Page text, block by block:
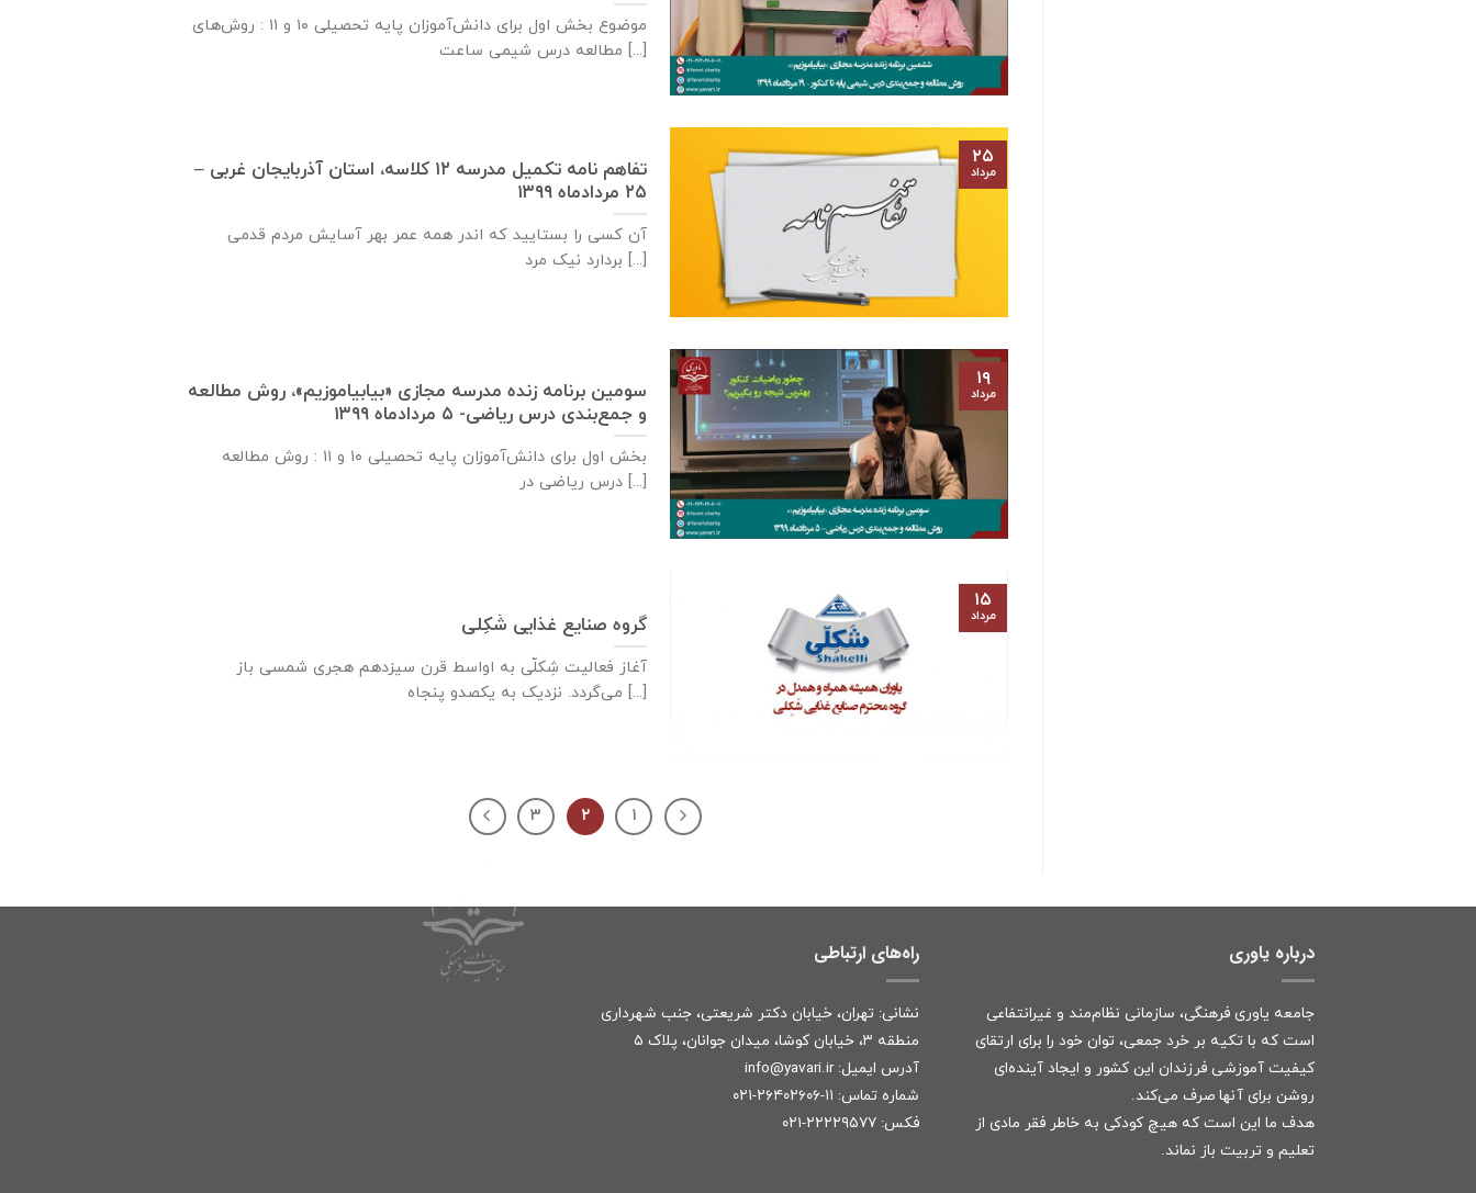
موضوع بخش اول برای دانش‌آموزان پایه تحصیلی ۱۰ و ۱۱ : روش‌های
مطالعه درس شیمی ساعت [...]
تفاهم نامه تكميل مدرسه ۱۲ كلاسه، استان آذربايجان غربی –
۲۵ مردادماه ۱۳۹۹
آن کسی را بستایید که اندر همه عمر بهر آسایش مردم قدمی
بردارد نیک مرد [...]
۲۵
مرداد
سومین برنامه زنده مدرسه مجازی «بیابیاموزیم»، روش مطالعه
و جمع‌بندی درس ریاضی- ۵ مردادماه ۱۳۹۹
بخش اول برای دانش‌آموزان پایه تحصیلی ۱۰ و ۱۱ : روش مطالعه
درس ریاضی در [...]
۱۹
مرداد
گروه صنایع غذایی شَکِلی
آغاز فعالیت شِکلّی به اواسط قرن سیزدهم هجری شمسی باز
می‌گردد. نزدیک به یکصدو پنجاه [...]
۱۵
مرداد
۱ ۲ ۳
درباره یاوری
جامعه یاوری فرهنگی، سازمانی نظام‌مند و غیرانتفاعی
است که با تکیه بر خرد جمعی، توان خود را برای ارتقای
کیفیت آموزشی فرزندان این کشور و ایجاد آینده‌ای
روشن برای آنها صرف می‌کند.
هدف ما این است که هیچ کودکی به خاطر فقر مادی از
تعلیم و تربیت باز نماند.
راه‌های ارتباطی
نشانی: تهران، خیابان دکتر شریعتی، جنب شهرداری
منطقه ۳، خیابان کوشا، میدان جوانان، پلاک ۵
آدرس ایمیل: info@yavari.ir
شماره تماس: ۱۱-۲۶۴۰۲۶۰۶-۰۲۱
فکس: ۲۲۲۲۹۵۷۷-۰۲۱